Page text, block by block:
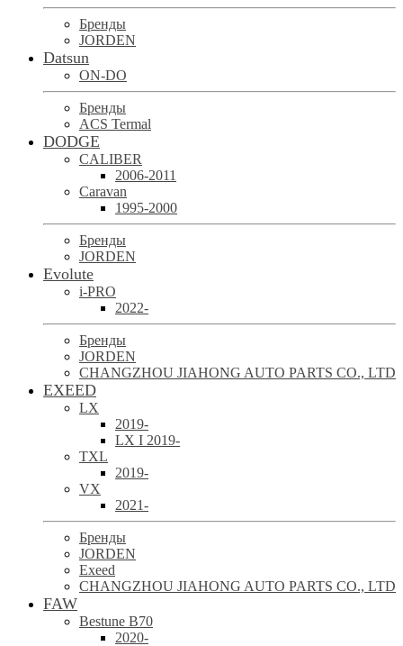
Бренды
JORDEN
Datsun
ON-DO
Бренды
ACS Termal
DODGE
CALIBER
2006-2011
Caravan
1995-2000
Бренды
JORDEN
Evolute
i-PRO
2022-
Бренды
JORDEN
CHANGZHOU JIAHONG AUTO PARTS CO., LTD
EXEED
LX
2019-
LX I 2019-
TXL
2019-
VX
2021-
Бренды
JORDEN
Exeed
CHANGZHOU JIAHONG AUTO PARTS CO., LTD
FAW
Bestune B70
2020-